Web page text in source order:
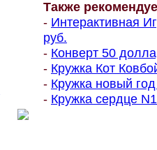
Также
- Интерактивная
руб.
- Конверт 50
- Кружка Кот
- Кружка новый
- Кружка сердце